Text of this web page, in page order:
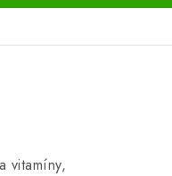
vitamíny,